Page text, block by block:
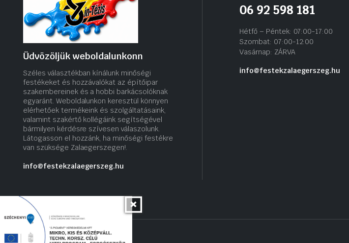
Üdvözöljük weboldalunkonn
Széles választékban kínálunk minőségi
festékeket és hozzávalókat az építőipar
szakembereinek és a hobbi barkácsolóknak
egyaránt. Weboldalunkon keresztül könnyen
elérhetőek termékeink és szolgáltatásaink,
valamint szakértő kollégáink segítségével
bármilyen kérdésre szívesen válaszolunk.
Látogasson el hozzánk, ha minőségi festékre
van szüksége Zalaegerszegen!.
info@festekzalaegerszeg.hu
06 92 598 181
Hétfő – Péntek: 07:00-17:00
Szombat: 07:00-12:00
Vasárnap: ZÁRVA
info@festekzalaegerszeg.hu